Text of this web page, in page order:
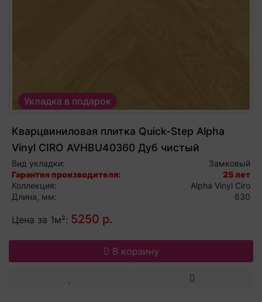
Укладка в подарок
Кварцвиниловая плитка Quick-Step Alpha
Vinyl CIRO AVHBU40360 Дуб чистый
медовый, виниловый ламинат
Вид укладки:
Замковый
Гарантия производителя:
25 лет
Коллекция:
Alpha Vinyl Ciro
Длина, мм:
630
Цена за 1м²: 5250 р.
В корзину